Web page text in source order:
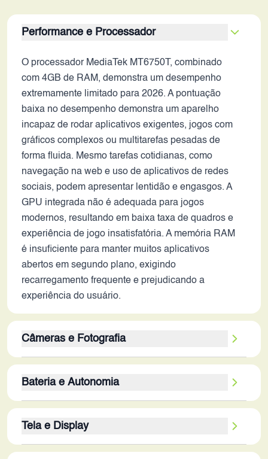
Performance e Processador
O processador MediaTek MT6750T, combinado
com 4GB de RAM, demonstra um desempenho
extremamente limitado para 2026. A pontuação
baixa no desempenho demonstra um aparelho
incapaz de rodar aplicativos exigentes, jogos com
gráficos complexos ou multitarefas pesadas de
forma fluida. Mesmo tarefas cotidianas, como
navegação na web e uso de aplicativos de redes
sociais, podem apresentar lentidão e engasgos. A
GPU integrada não é adequada para jogos
modernos, resultando em baixa taxa de quadros e
experiência de jogo insatisfatória. A memória RAM
é insuficiente para manter muitos aplicativos
abertos em segundo plano, exigindo
recarregamento frequente e prejudicando a
experiência do usuário.
Câmeras e Fotografia
podem entregar fotos de qualidade razoável em
ambientes bem iluminados, porém, a ausência de
como modo noturno aprimorado, prejudicam o
desempenho em condições de baixa luminosidade.
Bateria e Autonomia
capacidade para os padrões de 2026, resultando
em uma autonomia limitada. O uso moderado pode
Tela e Display